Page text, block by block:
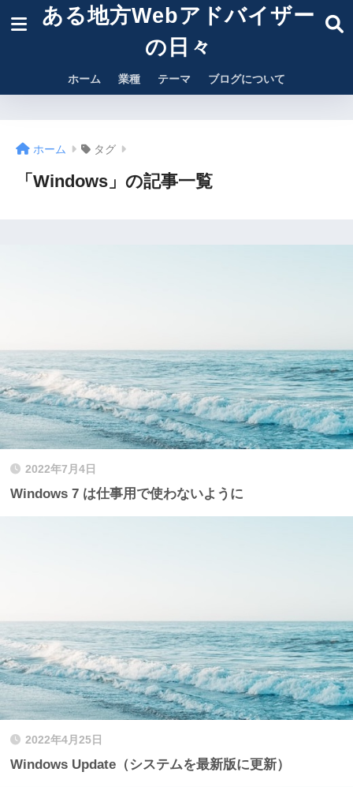
ある地方Webアドバイザー
の日々
ホーム 業種 テーマ ブログについて
ホーム タグ
「Windows」の記事一覧
2022年7月4日
Windows 7 は仕事用で使わないように
2022年4月25日
Windows Update（システムを最新版に更新）